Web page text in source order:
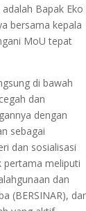
Bapak Eko
bersama kepala
MoU tepat
di bawah
dan
dengan
sebagai
dan sosialisasi
pertama meliputi
dan
(BERSINAR),